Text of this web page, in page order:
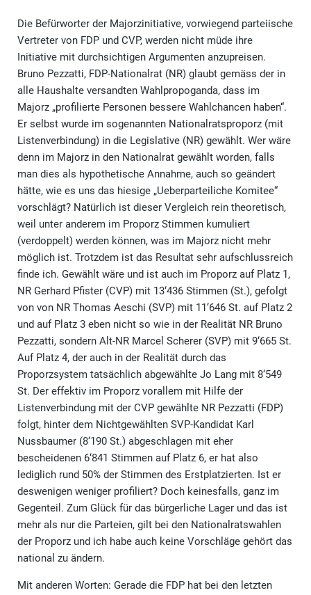
Die Befürworter der Majorzinitiative, vorwiegend parteiische
Vertreter von FDP und CVP, werden nicht müde ihre
Initiative mit durchsichtigen Argumenten anzupreisen.
Bruno Pezzatti, FDP-Nationalrat (NR) glaubt gemäss der in
alle Haushalte versandten Wahlpropoganda, dass im
Majorz „profilierte Personen bessere Wahlchancen haben“.
Er selbst wurde im sogenannten Nationalratsproporz (mit
Listenverbindung) in die Legislative (NR) gewählt. Wer wäre
denn im Majorz in den Nationalrat gewählt worden, falls
man dies als hypothetische Annahme, auch so geändert
hätte, wie es uns das hiesige „Ueberparteiliche Komitee“
vorschlägt? Natürlich ist dieser Vergleich rein theoretisch,
weil unter anderem im Proporz Stimmen kumuliert
(verdoppelt) werden können, was im Majorz nicht mehr
möglich ist. Trotzdem ist das Resultat sehr aufschlussreich
finde ich. Gewählt wäre und ist auch im Proporz auf Platz 1,
NR Gerhard Pfister (CVP) mit 13‘436 Stimmen (St.), gefolgt
von von NR Thomas Aeschi (SVP) mit 11‘646 St. auf Platz 2
und auf Platz 3 eben nicht so wie in der Realität NR Bruno
Pezzatti, sondern Alt-NR Marcel Scherer (SVP) mit 9‘665 St.
Auf Platz 4, der auch in der Realität durch das
Proporzsystem tatsächlich abgewählte Jo Lang mit 8‘549
St. Der effektiv im Proporz vorallem mit Hilfe der
Listenverbindung mit der CVP gewählte NR Pezzatti (FDP)
folgt, hinter dem Nichtgewählten SVP-Kandidat Karl
Nussbaumer (8‘190 St.) abgeschlagen mit eher
bescheidenen 6‘841 Stimmen auf Platz 6, er hat also
lediglich rund 50% der Stimmen des Erstplatzierten. Ist er
deswenigen weniger profiliert? Doch keinesfalls, ganz im
Gegenteil. Zum Glück für das bürgerliche Lager und das ist
mehr als nur die Parteien, gilt bei den Nationalratswahlen
der Proporz und ich habe auch keine Vorschläge gehört das
national zu ändern.
Mit anderen Worten: Gerade die FDP hat bei den letzten